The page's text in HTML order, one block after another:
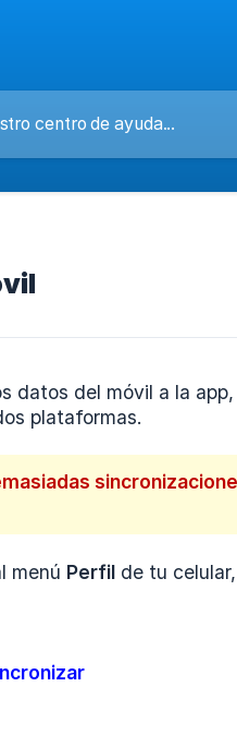
datos del móvil a la
plataformas.
menú Perfil de tu